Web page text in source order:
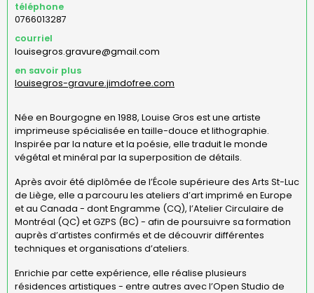
téléphone
0766013287
courriel
louisegros.gravure@gmail.com
en savoir plus
louisegros-gravure.jimdofree.com
Née en Bourgogne en 1988, Louise Gros est une artiste
imprimeuse spécialisée en taille-douce et lithographie.
Inspirée par la nature et la poésie, elle traduit le monde
végétal et minéral par la superposition de détails.
Après avoir été diplômée de l’École supérieure des Arts St-Luc
de Liège, elle a parcouru les ateliers d’art imprimé en Europe
et au Canada - dont Engramme (CQ), l’Atelier Circulaire de
Montréal (QC) et GZPS (BC) - afin de poursuivre sa formation
auprès d’artistes confirmés et de découvrir différentes
techniques et organisations d’ateliers.
Enrichie par cette expérience, elle réalise plusieurs
résidences artistiques - entre autres avec l’Open Studio de